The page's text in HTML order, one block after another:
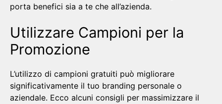
porta benefici sia a te che all’azienda.
Utilizzare Campioni per la
Promozione
L’utilizzo di campioni gratuiti può migliorare
significativamente il tuo branding personale o
aziendale. Ecco alcuni consigli per massimizzare il